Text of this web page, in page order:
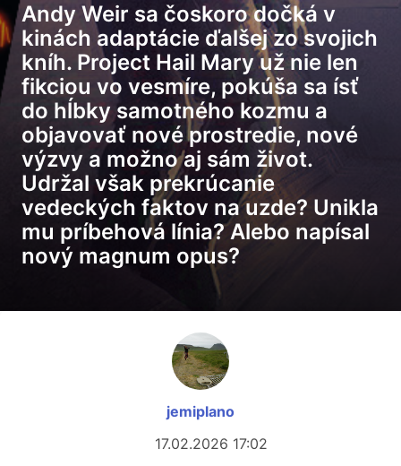
Andy Weir sa čoskoro dočká v
kinách adaptácie ďalšej zo svojich
kníh. Project Hail Mary už nie len
fikciou vo vesmíre, pokúša sa ísť
do hĺbky samotného kozmu a
objavovať nové prostredie, nové
výzvy a možno aj sám život.
Udržal však prekrúcanie
vedeckých faktov na uzde? Unikla
mu príbehová línia? Alebo napísal
nový magnum opus?
jemiplano
17.02.2026 17:02